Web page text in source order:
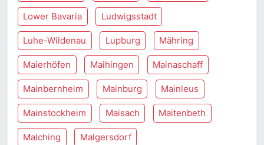
Lower Bavaria Ludwigsstadt
Luhe-Wildenau Lupburg Mähring
Maierhöfen Maihingen Mainaschaff
Mainbernheim Mainburg Mainleus
Mainstockheim Maisach Maitenbeth
Malching Malgersdorf